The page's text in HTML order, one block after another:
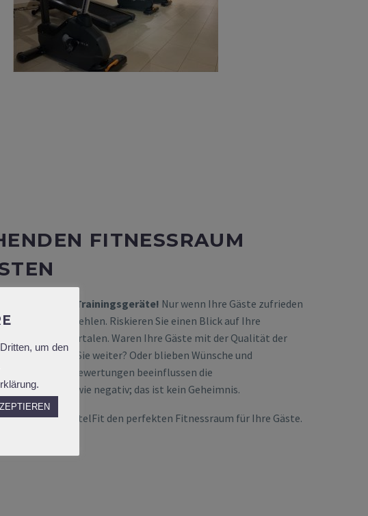
FITNESSRAUM
in hochwertige Trainingsgeräte! Nur wenn Ihre Gäste zufrieden
Sie weiterempfehlen. Riskieren Sie einen Blick auf Ihre
den gängigen Portalen. Waren Ihre Gäste mit der Qualität der
empfehlen Sie weiter? Oder blieben Wünsche und
Online-Bewertungen beeinflussen die
– positiv wie negativ; das ist kein Geheimnis.
mit HotelFit den perfekten Fitnessraum für Ihre Gäste.
um den